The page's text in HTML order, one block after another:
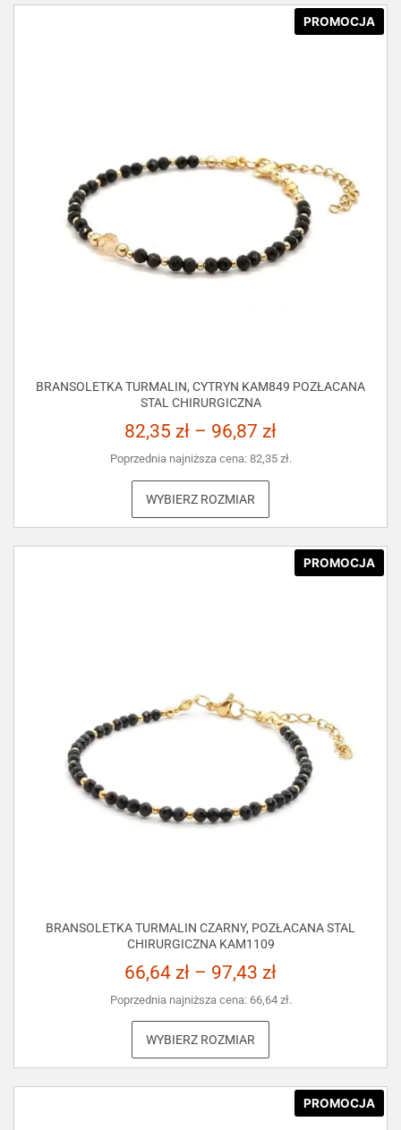
PROMOCJA
BRANSOLETKA TURMALIN, CYTRYN KAM849 POZŁACANA
STAL CHIRURGICZNA
82,35 zł – 96,87 zł
Poprzednia najniższa cena: 82,35 zł.
WYBIERZ ROZMIAR
PROMOCJA
BRANSOLETKA TURMALIN CZARNY, POZŁACANA STAL
CHIRURGICZNA KAM1109
66,64 zł – 97,43 zł
Poprzednia najniższa cena: 66,64 zł.
WYBIERZ ROZMIAR
PROMOCJA